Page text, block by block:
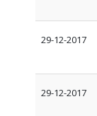
29-12-2017
29-12-2017